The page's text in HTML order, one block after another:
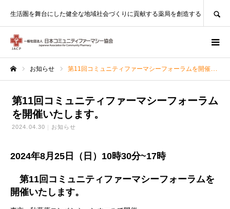
生活圏を舞台にした健全な地域社会づくりに貢献する薬局を創造する
お知らせ 第11回コミュニティファーマシーフォーラムを開催いたします。
第11回コミュニティファーマシーフォーラム
を開催いたします。
2024.04.30 お知らせ
2024年8月25日（日 ）10時30分~17時
第11回コミ ュニティ ファーマシーフォーラムを
開催いたします。